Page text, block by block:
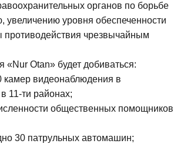
органов по борьбе
увеличению уровня обеспеченности
противодействия чрезвычайным
«Nur Otan» будет добиваться:
камер видеонаблюдения в
11-ти районах;
общественных помощников
30 патрульных автомашин;